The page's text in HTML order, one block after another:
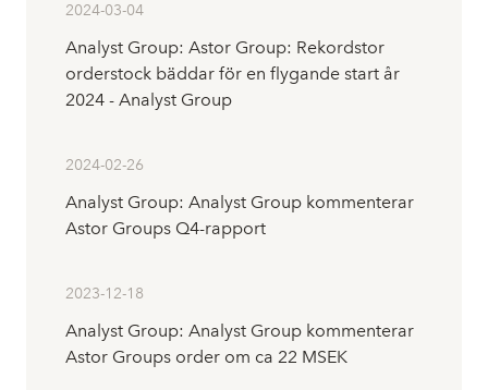
2024-03-04
Analyst Group: Astor Group: Rekordstor
orderstock bäddar för en flygande start år
2024 - Analyst Group
2024-02-26
Analyst Group: Analyst Group kommenterar
Astor Groups Q4-rapport
2023-12-18
Analyst Group: Analyst Group kommenterar
Astor Groups order om ca 22 MSEK